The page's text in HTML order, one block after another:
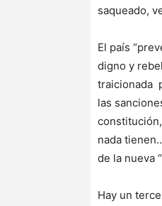
saqueado,
El país
digno y
traicionada
las
nada
de la nueva
Hay un